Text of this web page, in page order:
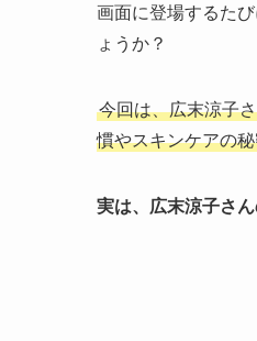
画面に登場するた
ょうか？
今回は、広末涼子
慣やスキンケアの
実は、広末涼子さ